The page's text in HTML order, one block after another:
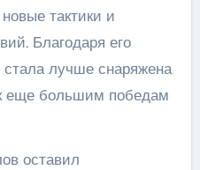
тактики и
Благодаря его
лучше снаряжена
еще большим победам
оставил